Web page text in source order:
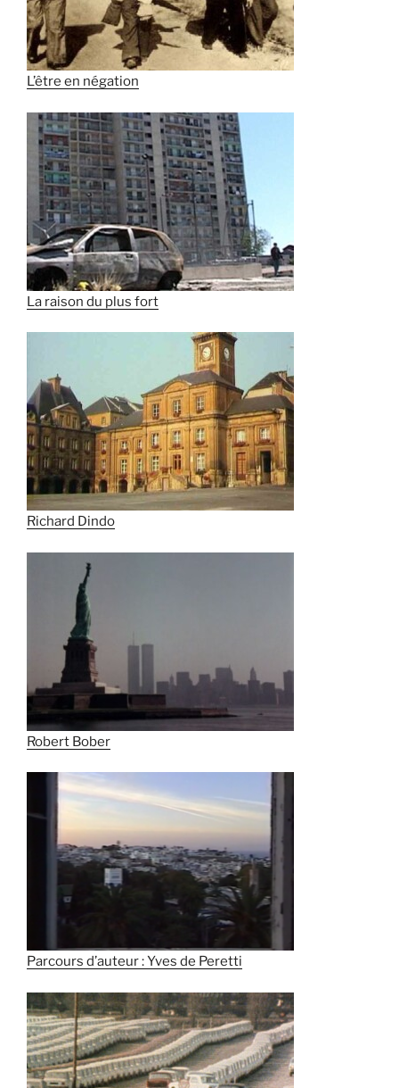
L’être en négation
La raison du plus fort
Richard Dindo
Robert Bober
Parcours d’auteur : Yves de Peretti